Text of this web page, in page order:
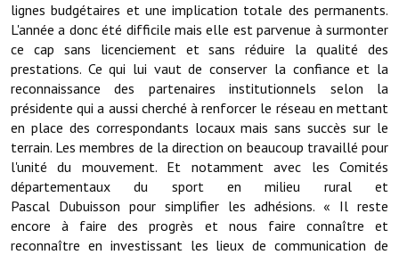
Fêtes et manifestations
Numéros d'urgence
Terrains et maisons à vendre
VOTRE MAIRIE
Elus et agents
L'équipe municipale
Le personnel municipal
lignes budgétaires et une implication totale des permanents.
L'année a donc été difficile mais elle est parvenue à surmonter
ce cap sans licenciement et sans réduire la qualité des
prestations. Ce qui lui vaut de conserver la confiance et la
reconnaissance des partenaires institutionnels selon la
présidente qui a aussi cherché à renforcer le réseau en mettant
en place des correspondants locaux mais sans succès sur le
terrain. Les membres de la direction on beaucoup travaillé pour
l'unité du mouvement. Et notamment avec les Comités
départementaux du sport en milieu rural et
Pascal Dubuisson pour simplifier les adhésions. « Il reste
encore à faire des progrès et nous faire connaître et
reconnaître en investissant les lieux de communication de